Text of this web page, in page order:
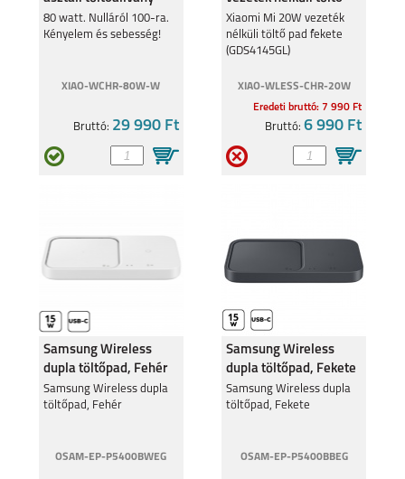
fehér BHR8304
80 watt. Nulláról 100-ra.
Kényelem és sebesség!
XIAO-WCHR-80W-W
Bruttó: 29 990 Ft
pad fekete
(GDS4145GL)
Xiaomi Mi 20W vezeték
nélküli töltő pad fekete
(GDS4145GL)
XIAO-WLESS-CHR-20W
Eredeti bruttó: 7 990 Ft
Bruttó:6 990 Ft
Samsung Wireless
dupla töltőpad, Fehér
Samsung Wireless dupla
töltőpad, Fehér
OSAM-EP-P5400BWEG
Samsung Wireless
dupla töltőpad, Fekete
Samsung Wireless dupla
töltőpad, Fekete
OSAM-EP-P5400BBEG